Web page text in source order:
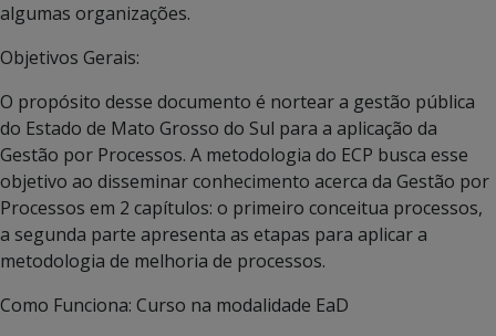
algumas organizações.
Objetivos Gerais:
O propósito desse documento é nortear a gestão pública
do Estado de Mato Grosso do Sul para a aplicação da
Gestão por Processos. A metodologia do ECP busca esse
objetivo ao disseminar conhecimento acerca da Gestão por
Processos em 2 capítulos: o primeiro conceitua processos,
a segunda parte apresenta as etapas para aplicar a
metodologia de melhoria de processos.
Como Funciona: Curso na modalidade EaD